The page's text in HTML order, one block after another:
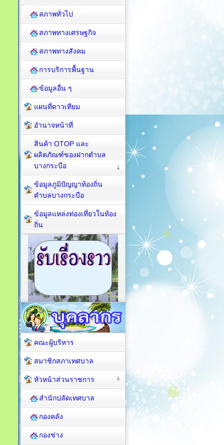
สภาพทั่วไป
สภาพทางเศรษฐกิจ
สภาพทางสังคม
การบริการพื้นฐาน
ข้อมูลอื่น ๆ
แผนที่ดาวเทียม
อำนาจหน้าที่
สินค้า OTOP และ
ผลิตภัณฑ์ของฝากตำบล
บางกระบือ
ข้อมูลภูมิปัญญาท้องถิ่น
ตำบลบางกระบือ
ข้อมูลแหล่งท่องเที่ยวในท้อง
ถิ่น
คณะผู้บริหาร
สมาชิกสภาเทศบาล
หัวหน้าส่วนราชการ
สำนักปลัดเทศบาล
กองคลัง
กองช่าง